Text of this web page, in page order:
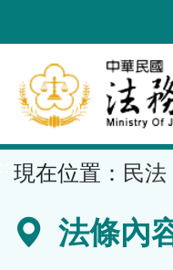
到
要
內
容
區
現在位置： 民法
法條內